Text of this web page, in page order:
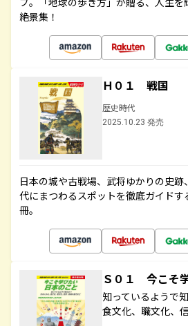
絶景集！
Ｈ０１ 戦国
歴史時代
2025.10.23 発売
日本の城や古戦場、武将ゆかりの史
代にまつわるスポットを徹底ガイド
冊。
Ｓ０１ 今こそ
知っているようで
食文化、職文化、